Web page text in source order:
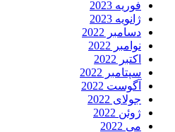
فوریه 2023
ژانویه 2023
دسامبر 2022
نوامبر 2022
اکتبر 2022
سپتامبر 2022
آگوست 2022
جولای 2022
ژوئن 2022
می 2022